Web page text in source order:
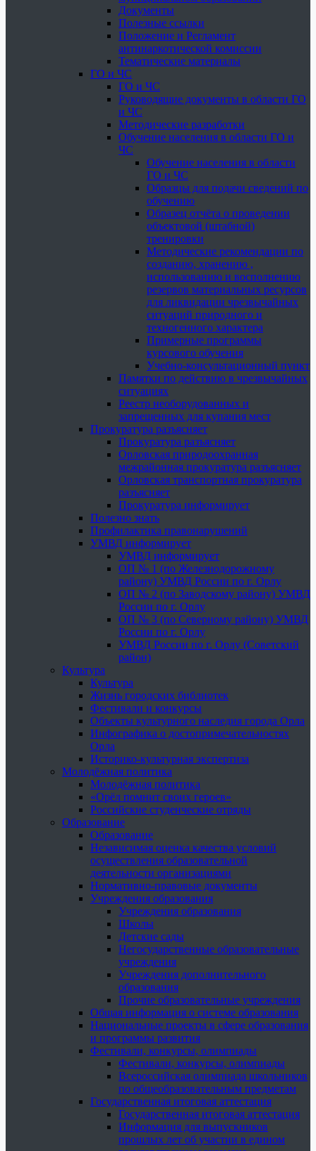
Документы
Полезные ссылки
Положение и Регламент
антинаркотической комиссии
Тематические материалы
ГО и ЧС
ГО и ЧС
Руководящие документы в области ГО
и ЧС
Методические разработки
Обучение населения в области ГО и
ЧС
Обучение населения в области
ГО и ЧС
Образцы для подачи сведений по
обучению
Образец отчёта о проведении
объектовой (штабной)
тренировки
Методические рекомендации по
созданию, хранению ,
использованию и восполнению
резервов материальных ресурсов
для ликвидации чрезвычайных
ситуаций природного и
техногенного характера
Примерные программы
курсового обучения
Учебно-консультационный пункт
Памятки по действию в чрезвычайных
ситуациях
Реестр необорудованных и
запрещенных для купания мест
Прокуратура разъясняет
Прокуратура разъясняет
Орловская природоохранная
межрайонная прокуратура разъясняет
Орловская транспортная прокуратура
разъясняет
Прокуратура информирует
Полезно знать
Профилактика правонарушений
УМВД информирует
УМВД информирует
ОП № 1 (по Железнодорожному
району) УМВД России по г. Орлу
ОП № 2 (по Заводскому району) УМВД
России по г. Орлу
ОП № 3 (по Северному району) УМВД
России по г. Орлу
УМВД России по г. Орлу (Советский
район)
Культура
Культура
Жизнь городских библиотек
Фестивали и конкурсы
Объекты культурного наследия города Орла
Инфографика о достопримечательностях
Орла
Историко-культурная экспертиза
Молодёжная политика
Молодёжная политика
«Орёл помнит своих героев»
Российские студенческие отряды
Образование
Образование
Независимая оценка качества условий
осуществления образовательной
деятельности организациями
Нормативно-правовые документы
Учреждения образования
Учреждения образования
Школы
Детские сады
Негосударственные образовательные
учреждения
Учреждения дополнительного
образования
Прочие образовательные учреждения
Общая информация о системе образования
Национальные проекты в сфере образования
и программы развития
Фестивали, конкурсы, олимпиады
Фестивали, конкурсы, олимпиады
Всероссийская олимпиада школьников
по общеобразовательным предметам
Государственная итоговая аттестация
Государственная итоговая аттестация
Информация для выпускников
прошлых лет об участии в едином